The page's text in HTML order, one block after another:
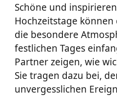
Schöne und
Hochzeitstage
die besondere
festlichen Tages
Partner zeigen, wie
Sie tragen dazu bei,
unvergesslichen